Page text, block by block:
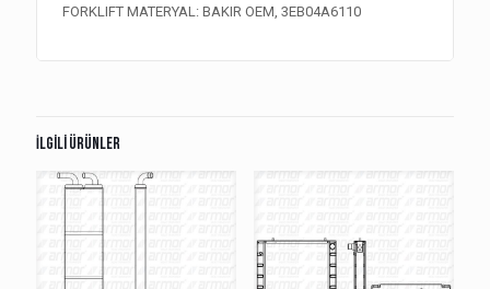
FORKLIFT MATERYAL: BAKIR OEM, 3EB04A6110
İlgili ürünler